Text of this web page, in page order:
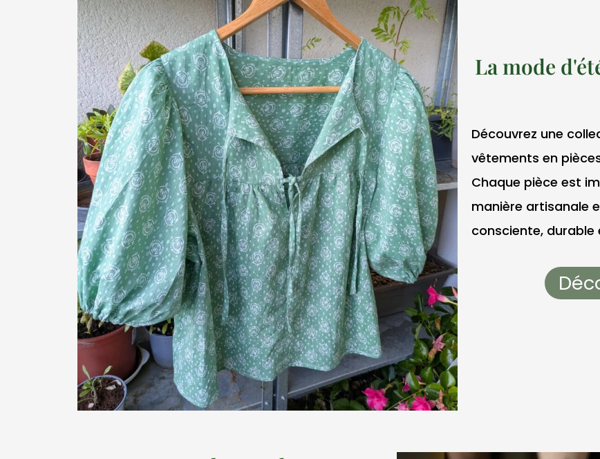
La mode
Découvrez une
vêtements en
Chaque pièce est
manière artisanale
consciente, durable